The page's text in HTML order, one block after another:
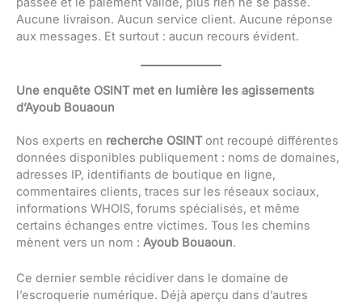
Aucune livraison. Aucun service client. Aucune réponse
aux messages. Et surtout : aucun recours évident.
Une enquête OSINT met en lumière les agissements
d’Ayoub Bouaoun
Nos experts en recherche OSINTont recoupé différentes
données disponibles publiquement : noms de domaines,
adresses IP, identifiants de boutique en ligne,
commentaires clients, traces sur les réseaux sociaux,
informations WHOIS, forums spécialisés, et même
certains échanges entre victimes. Tous les chemins
mènent vers un nom : Ayoub Bouaoun.
Ce dernier semble récidiver dans le domaine de
l’escroquerie numérique. Déjà aperçu dans d’autres